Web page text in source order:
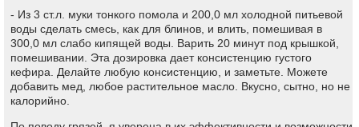
- Из 3 ст.л. муки тонкого помола и 200,0 мл холодной питьевой
воды сделать смесь, как для блинов, и влить, помешивая в
300,0 мл слабо кипящей воды. Варить 20 минут под крышкой,
помешивании. Эта дозировка дает консистенцию густого
кефира. Делайте любую консистенцию, и заметьте. Можете
добавить мед, любое растительное масло. Вкусно, сытно, но не
калорийно.